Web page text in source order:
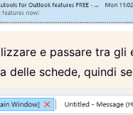
e passare tra
schede, quindi